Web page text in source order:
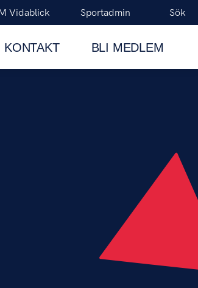
Vidablick Sportadmin Sök
KONTAKT BLI MEDLEM